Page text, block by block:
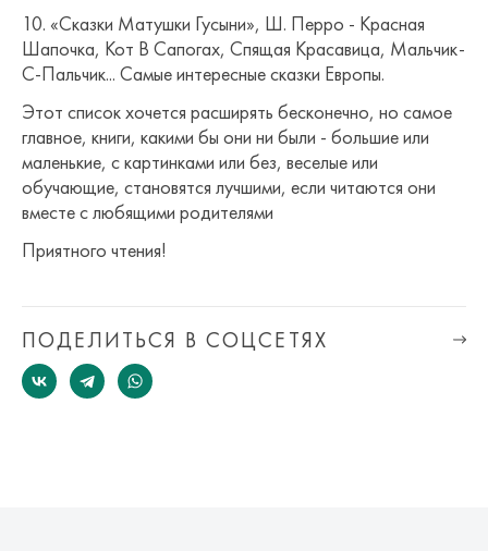
10. «Сказки Матушки Гусыни», Ш. Перро - Красная
Шапочка, Кот В Сапогах, Спящая Красавица, Мальчик-
С-Пальчик... Самые интересные сказки Европы.
Этот список хочется расширять бесконечно, но самое
главное, книги, какими бы они ни были - большие или
маленькие, с картинками или без, веселые или
обучающие, становятся лучшими, если читаются они
вместе с любящими родителями
Приятного чтения!
ПОДЕЛИТЬСЯ В СОЦСЕТЯХ